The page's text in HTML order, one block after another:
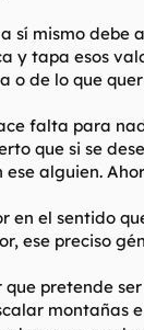
sí mismo debe
y tapa esos
o de lo que
falta para
que si se
alguien.
en el sentido
ese preciso
pretende
montañas